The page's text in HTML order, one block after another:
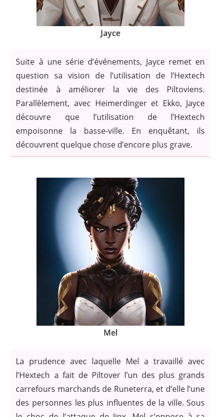
Jayce
Suite à une série d’événements, Jayce remet en
question sa vision de l’utilisation de l’Hextech
destinée à améliorer la vie des Piltoviens.
Parallèlement, avec Heimerdinger et Ekko, Jayce
découvre que l’utilisation de l’Hextech
empoisonne la basse-ville. En enquêtant, ils
découvrent quelque chose d’encore plus grave.
Mel
La prudence avec laquelle Mel a travaillé avec
l’Hextech a fait de Piltover l’un des plus grands
carrefours marchands de Runeterra, et d’elle l’une
des personnes les plus influentes de la ville. Sous